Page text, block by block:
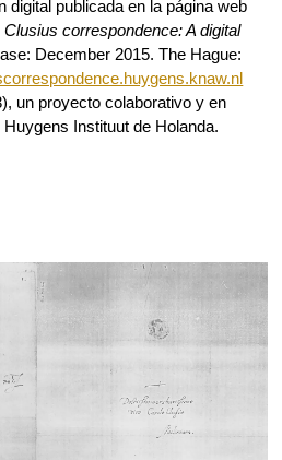
digital publicada en la página web
Clusius correspondence: A digital
December 2015. The Hague:
un proyecto colaborativo y en
Instituut de Holanda.